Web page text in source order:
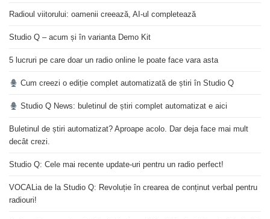
Radioul viitorului: oamenii creează, AI-ul completează
Studio Q – acum și în varianta Demo Kit
5 lucruri pe care doar un radio online le poate face vara asta
Cum creezi o ediție complet automatizată de știri în Studio Q
Studio Q News: buletinul de știri complet automatizat e aici
Buletinul de știri automatizat? Aproape acolo. Dar deja face mai mult
decât crezi.
Studio Q: Cele mai recente update-uri pentru un radio perfect!
VOCALia de la Studio Q: Revoluție în crearea de conținut verbal pentru
radiouri!